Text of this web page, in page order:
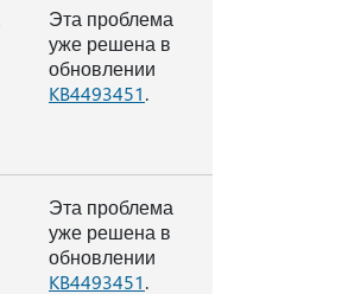
Эта проблема
уже решена в
обновлении
KB4493451.
Эта проблема
уже решена в
обновлении
KB4493451.